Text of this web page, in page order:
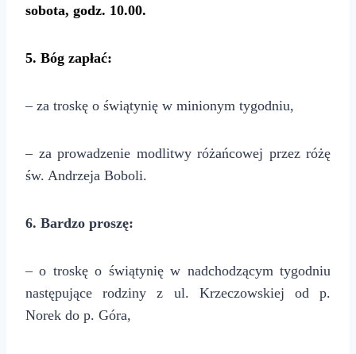
sobota, godz. 10.00.
5. Bóg zapłać:
– za troskę o świątynię w minionym tygodniu,
– za prowadzenie modlitwy różańcowej przez różę
św. Andrzeja Boboli.
6. Bardzo proszę:
– o troskę o świątynię w nadchodzącym tygodniu
następujące rodziny z ul. Krzeczowskiej od p.
Norek do p. Góra,